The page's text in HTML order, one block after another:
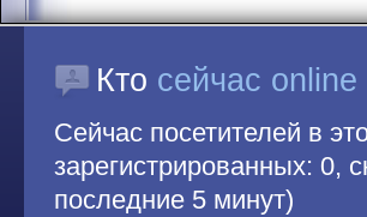
Кто сейчас online
Сейчас посетителей в
зарегистрированных: 0,
последние 5 минут)